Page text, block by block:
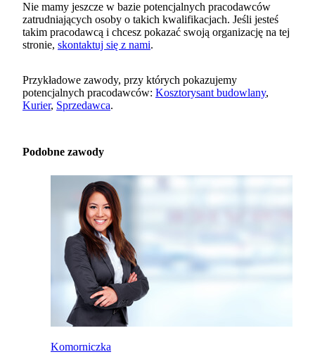
Nie mamy jeszcze w bazie potencjalnych pracodawców
zatrudniających osoby o takich kwalifikacjach. Jeśli jesteś
takim pracodawcą i chcesz pokazać swoją organizację na tej
stronie, skontaktuj się z nami.
Przykładowe zawody, przy których pokazujemy
potencjalnych pracodawców: Kosztorysant budowlany,
Kurier, Sprzedawca.
Podobne zawody
Komorniczka